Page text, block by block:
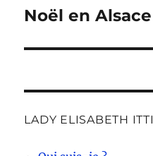
Publication
Noël en Alsace
LADY ELISABETH ITTI